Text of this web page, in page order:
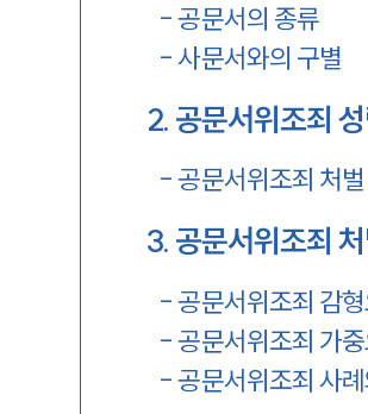
-공문서의 종류
-사문서와의 구별
2. 공문서위조죄
-공문서위조죄 처
3. 공문서위조죄
-공문서위조죄 감
-공문서위조죄 가
-공문서위조죄 사